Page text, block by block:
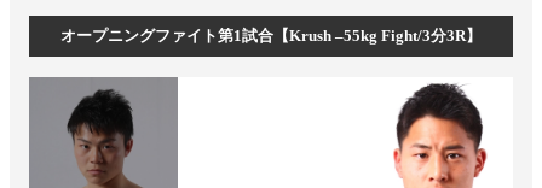
オープニングファイト第1試合【Krush –55kg Fight/3分3R】